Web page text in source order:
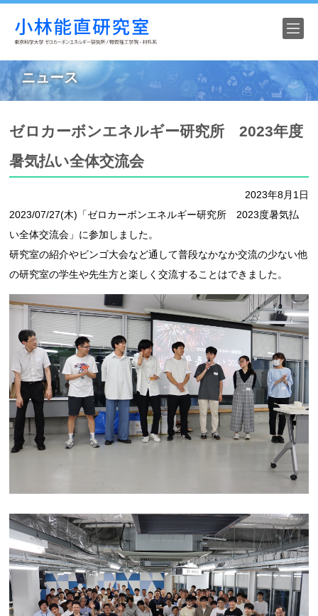
HOME
研究設備
研究業績
メンバー
写 真
アクセス
リンク
ENGLISH
ニュース
ゼロカーボンエネルギー研究所 2023年度
暑気払い全体交流会
2023年8月1日
2023/07/27(木)「ゼロカーボンエネルギー研究所 2023度暑気払
い全体交流会」に参加しました。
研究室の紹介やビンゴ大会など通して普段なかなか交流の少ない他
の研究室の学生や先生方と楽しく交流することはできました。